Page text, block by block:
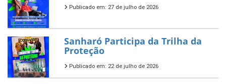
Publicado em: 27 de julho de 2026
Sanharó Participa da Trilha da
Proteção
Publicado em: 22 de julho de 2026